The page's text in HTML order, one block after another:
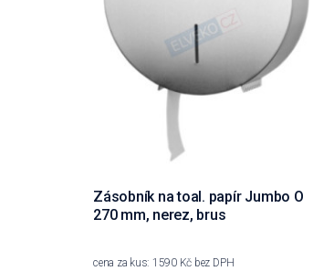
Zásobník na toal. papír Jumbo O
270 mm, nerez, brus
cena za kus: 1590 Kč bez DPH